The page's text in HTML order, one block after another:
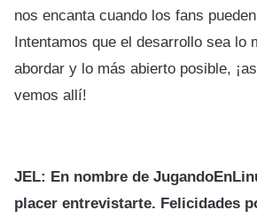
nos encanta cuando los fans
Intentamos que el desarrollo sea lo
abordar y lo más abierto posible,
vemos allí!
JEL: En nombre de
placer entrevistarte. Felicidades